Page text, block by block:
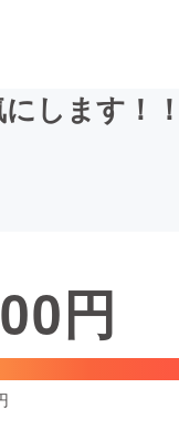
ファッション
します！！
円